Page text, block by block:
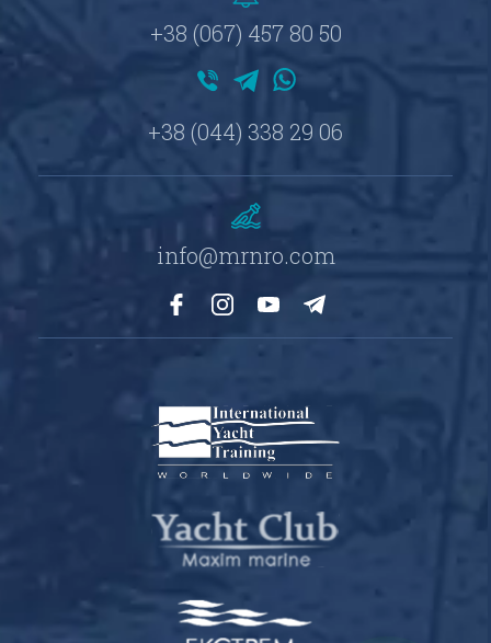
+38 (067) 457 80 50
+38 (044) 338 29 06
info@mrnro.com